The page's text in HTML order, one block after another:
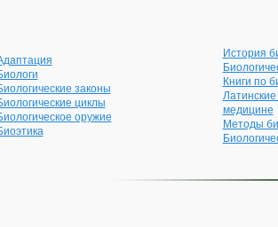
законы
циклы
оружие
История
Книги по
медицине
Методы